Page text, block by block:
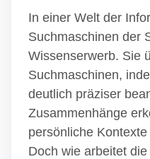
In einer Welt der
Suchmaschinen der
Wissenserwerb. Sie
Suchmaschinen,
deutlich präziser
Zusammenhänge
persönliche
Doch wie arbeitet